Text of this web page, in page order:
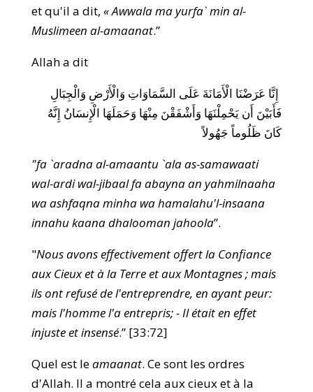
et qu'il a dit, « Awwala ma yurfa` min al-
Muslimeen al-amaanat.”
Allah a dit
إِنَّا عَرَضْنَا الْأَمَانَةَ عَلَى السَّمَاوَاتِ وَالْأَرْضِ وَالْجِبَالِ
فَأَبَيْنَ أَن يَحْمِلْنَهَا وَأَشْفَقْنَ مِنْهَا وَحَمَلَهَا الْإِنسَانُ إِنَّهُ
كَانَ ظَلُوماً جَهُولاً
"fa `aradna al-amaantu `ala as-samawaati
wal-ardi wal-jibaal fa abayna an yahmilnaaha
wa ashfaqna minha wa hamalahu'l-insaana
innahu kaana dhalooman jahoola”.
"Nous avons effectivement offert la Confiance
aux Cieux et à la Terre et aux Montagnes ; mais
ils ont refusé de l'entreprendre, en ayant peur:
mais l'homme l'a entrepris; - Il était en effet
injuste et insensé.” [33:72]
Quel est leamaanat. Ce sont les ordres
d'Allah. Il a montré cela aux cieux et à la